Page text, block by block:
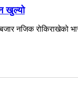
खुल्यो
नजिक रोकिराखेको